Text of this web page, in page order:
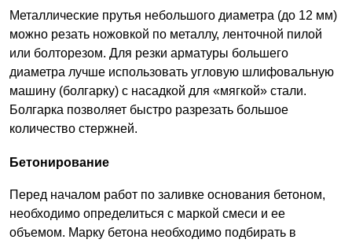
Металлические прутья небольшого диаметра (до 12 мм)
можно резать ножовкой по металлу, ленточной пилой
или болторезом. Для резки арматуры большего
диаметра лучше использовать угловую шлифовальную
машину (болгарку) с насадкой для «мягкой» стали.
Болгарка позволяет быстро разрезать большое
количество стержней.
Бетонирование
Перед началом работ по заливке основания бетоном,
необходимо определиться с маркой смеси и ее
объемом. Марку бетона необходимо подбирать в